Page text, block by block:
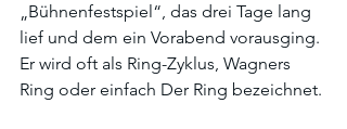
„Bühnenfestspiel“, das drei Tage lang
lief und dem ein Vorabend vorausging.
Er wird oft als Ring-Zyklus, Wagners
Ring oder einfach Der Ring bezeichnet.